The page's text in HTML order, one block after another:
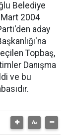
Belediye
Mart 2004
aday
Topbaş,
Danışma
ve bu